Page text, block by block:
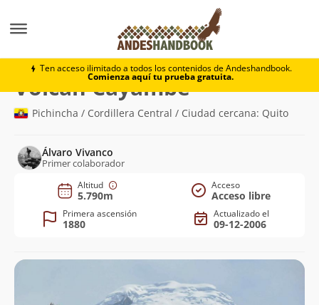
Ten acceso ilimitado a todos los contenidos de Andeshandbook.
Comienza aquí tu prueba gratuita.
Volcán Cayambe
Volcán Cayambe(5.790m)
Pichincha / Cordillera Central / Ciudad cercana: Quito
Álvaro Vivanco
Primer colaborador
Altitud
5.790m
Acceso
Acceso libre
Primera ascensión
1880
Actualizado el
09-12-2006